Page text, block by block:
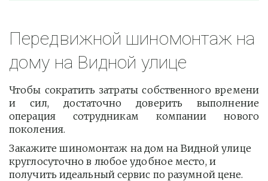
Передвижной шиномонтаж на
дому на Видной улице
Чтобы сократить затраты собственного времени
и сил, достаточно доверить выполнение
операция сотрудникам компании нового
поколения.
Закажите шиномонтаж на дом на Видной улице
круглосуточно в любое удобное место, и
получить идеальный сервис по разумной цене.